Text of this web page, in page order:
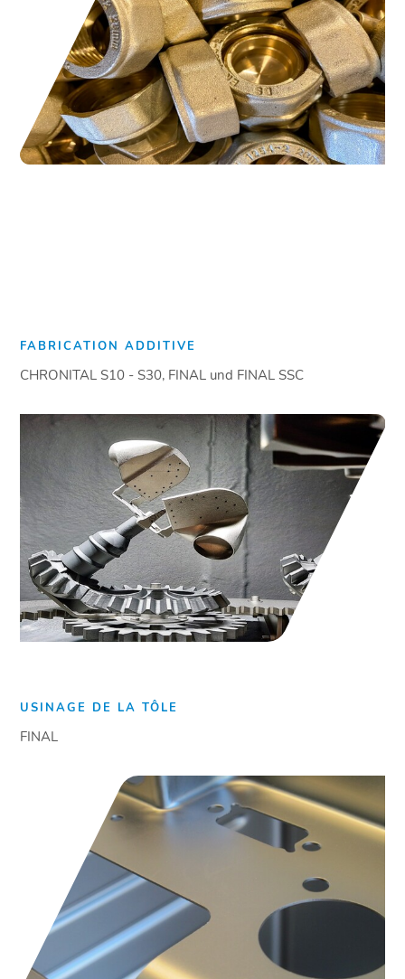
FABRICATION ADDITIVE
CHRONITAL S10 - S30, FINAL und FINAL SSC
USINAGE DE LA TÔLE
FINAL